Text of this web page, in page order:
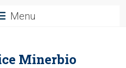
Menu
Minerbio